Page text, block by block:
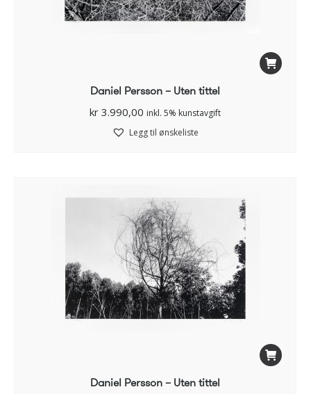
Daniel Persson – Uten tittel
kr 3.990,00 inkl. 5% kunstavgift
Legg til ønskeliste
Daniel Persson – Uten tittel